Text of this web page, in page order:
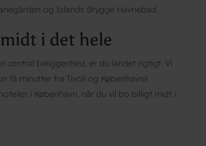
og Islands Brygge Havnebad.
i det hele
central beliggenhed, er du landet rigtigt. Vi
få minutter fra Tivoli og Københavns
i København, når du vil bo billigt midt i